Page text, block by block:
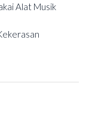
Alat Musik